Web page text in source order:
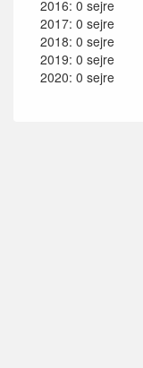
2016: 0 sejre
2017: 0 sejre
2018: 0 sejre
2019: 0 sejre
2020: 0 sejre